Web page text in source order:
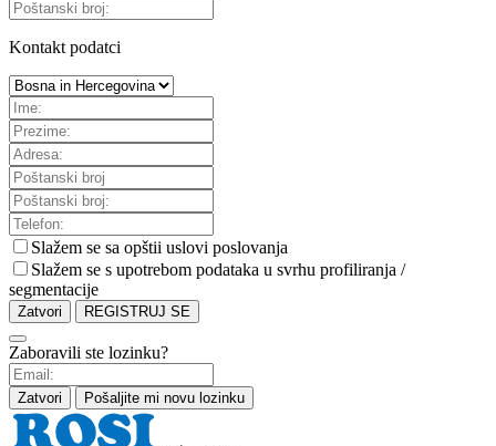
Kontakt podatci
Slažem se sa opštii uslovi poslovanja
Slažem se s upotrebom podataka u svrhu profiliranja /
segmentacije
Zatvori REGISTRUJ SE
Zaboravili ste lozinku?
Zatvori Pošaljite mi novu lozinku